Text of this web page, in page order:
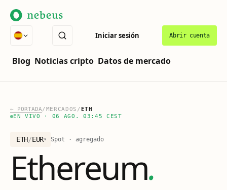
Blog Noticias cripto Datos de mercado
Iniciar sesión Abrir cuenta
← PORTADA/MERCADOS / ETH
EN VIVO
· 06 AGO. 03:45 CEST
ETH/EUR▾ Spot · agregado
Ethereum.